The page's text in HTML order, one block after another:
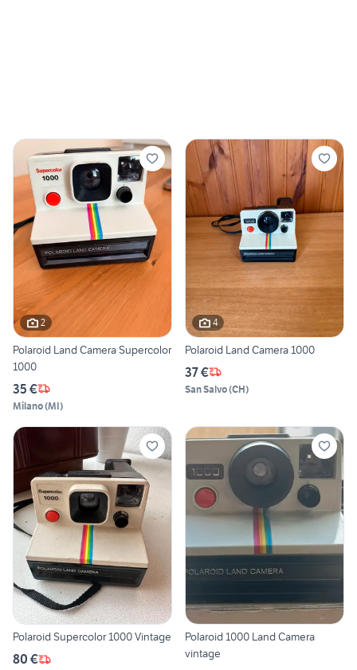
2
Polaroid Land Camera Supercolor
1000
35 €
Milano(MI)
4
Polaroid Land Camera 1000
37 €
San Salvo(CH)
Polaroid Supercolor 1000 Vintage
80 €
Polaroid 1000 Land Camera
vintage